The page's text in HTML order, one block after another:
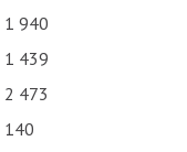
1 940
1 439
2 473
140